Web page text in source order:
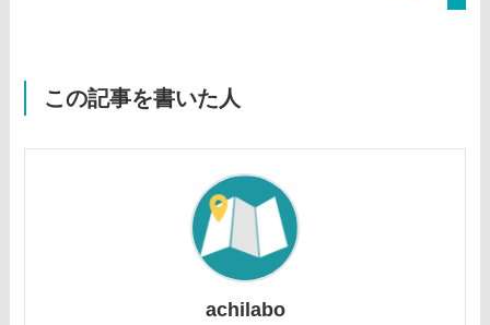
この記事を書いた人
achilabo